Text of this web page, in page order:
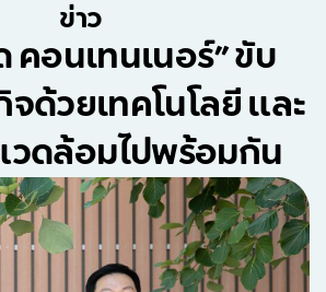
ข่าว
คอนเทนเนอร์” ขับ
จด้วยเทคโนโลยี และ
ดล้อมไปพร้อมกัน